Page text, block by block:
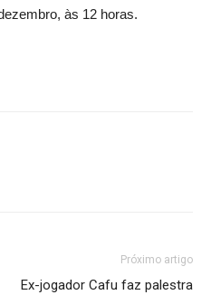
às 12 horas.
Próximo artigo
Ex-jogador Cafu faz palestra